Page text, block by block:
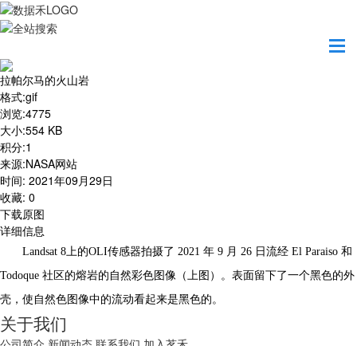
拉帕尔马的火山岩
格式:gif
浏览:4775
大小:554 KB
积分:1
来源:NASA网站
时间: 2021年09月29日
收藏: 0
下载原图
详细信息
Landsat 8上的OLI传感器拍摄了 2021 年 9 月 26 日流经 El Paraiso 和
Todoque 社区的熔岩的自然彩色图像（上图）。表面留下了一个黑色的外
壳，使自然色图像中的流动看起来是黑色的。
关于我们